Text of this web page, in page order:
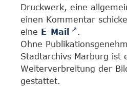
Druckwerk, eine
einen Kommentar
eine E-Mail
.
Ohne
Stadtarchivs Marburg ist
Weiterverbreitung der
gestattet.